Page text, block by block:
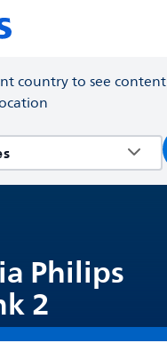
country to see content
Philips
2